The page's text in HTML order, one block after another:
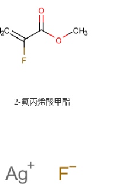
2-氟丙烯酸甲酯